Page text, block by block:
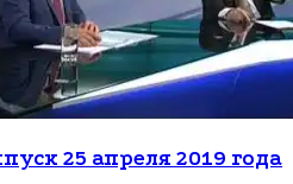
25 апреля 2019 года